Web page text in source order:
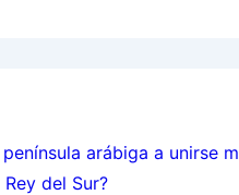
arábiga a unirse
del Sur?